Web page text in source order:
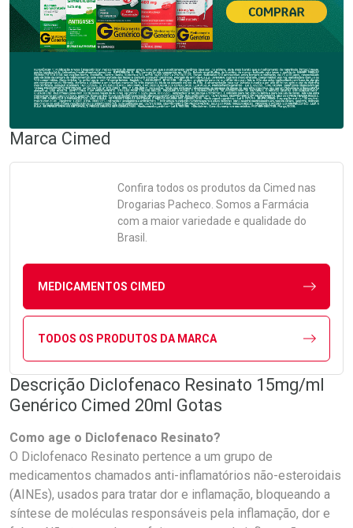
Marca Cimed
Confira todos os produtos da Cimed nas
Drogarias Pacheco. Somos a Farmácia
com a maior variedade e qualidade do
Brasil.
MEDICAMENTOS CIMED
TODOS OS PRODUTOS DA MARCA
Descrição Diclofenaco Resinato 15mg/ml
Genérico Cimed 20ml Gotas
Como age o Diclofenaco Resinato?
O Diclofenaco Resinato pertence a um grupo de
medicamentos chamados anti-inflamatórios não-esteroidais
(AINEs), usados para tratar dor e inflamação, bloqueando a
síntese de moléculas responsáveis pela inflamação, dor e